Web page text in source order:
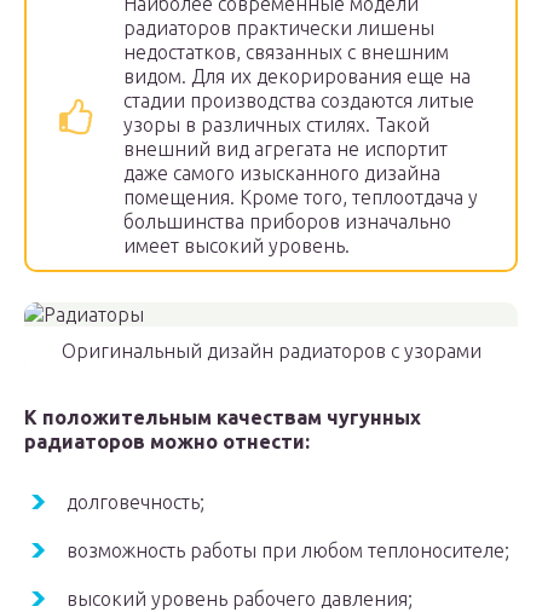
радиаторов практически лишены
недостатков, связанных с внешним
видом. Для их декорирования еще на
стадии производства создаются литые
узоры в различных стилях. Такой
внешний вид агрегата не испортит
даже самого изысканного дизайна
помещения. Кроме того, теплоотдача у
большинства приборов изначально
имеет высокий уровень.
Оригинальный дизайн радиаторов с узорами
К положительным качествам чугунных
радиаторов можно отнести:
долговечность;
возможность работы при любом теплоносителе;
высокий уровень рабочего давления;